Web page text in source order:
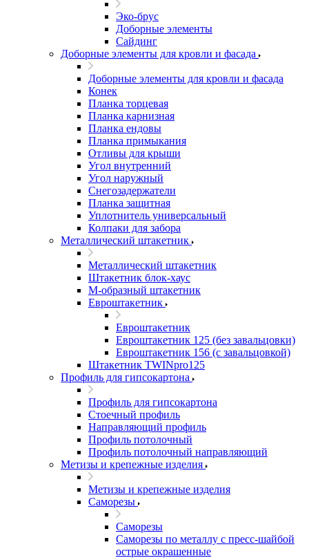
Эко-брус
Доборные элементы
Сайдинг
Доборные элементы для кровли и фасада
Доборные элементы для кровли и фасада
Конек
Планка торцевая
Планка карнизная
Планка ендовы
Планка примыкания
Отливы для крыши
Угол внутренний
Угол наружный
Снегозадержатели
Планка защитная
Уплотнитель универсальный
Колпаки для забора
Металлический штакетник
Металлический штакетник
Штакетник блок-хаус
М-образный штакетник
Евроштакетник
Евроштакетник
Евроштакетник 125 (без завальцовки)
Евроштакетник 156 (с завальцовкой)
Штакетник TWINpro125
Профиль для гипсокартона
Профиль для гипсокартона
Стоечный профиль
Направляющий профиль
Профиль потолочный
Профиль потолочный направляющий
Метизы и крепежные изделия
Метизы и крепежные изделия
Саморезы
Саморезы
Саморезы по металлу с пресс-шайбой
острые окрашенные